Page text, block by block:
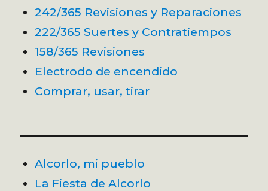
242/365 Revisiones y Reparaciones
222/365 Suertes y Contratiempos
158/365 Revisiones
Electrodo de encendido
Comprar, usar, tirar
Alcorlo, mi pueblo
La Fiesta de Alcorlo